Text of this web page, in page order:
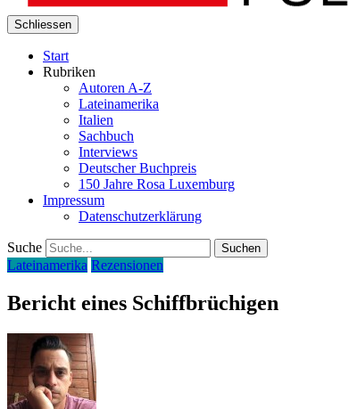
Schliessen
Start
Rubriken
Autoren A-Z
Lateinamerika
Italien
Sachbuch
Interviews
Deutscher Buchpreis
150 Jahre Rosa Luxemburg
Impressum
Datenschutzerklärung
Suche
Lateinamerika Rezensionen
Bericht eines Schiffbrüchigen